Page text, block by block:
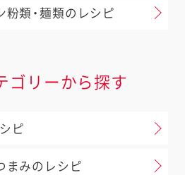
粉類・麺類のレシピ
ゴリーから探す
ピ
まみのレシピ